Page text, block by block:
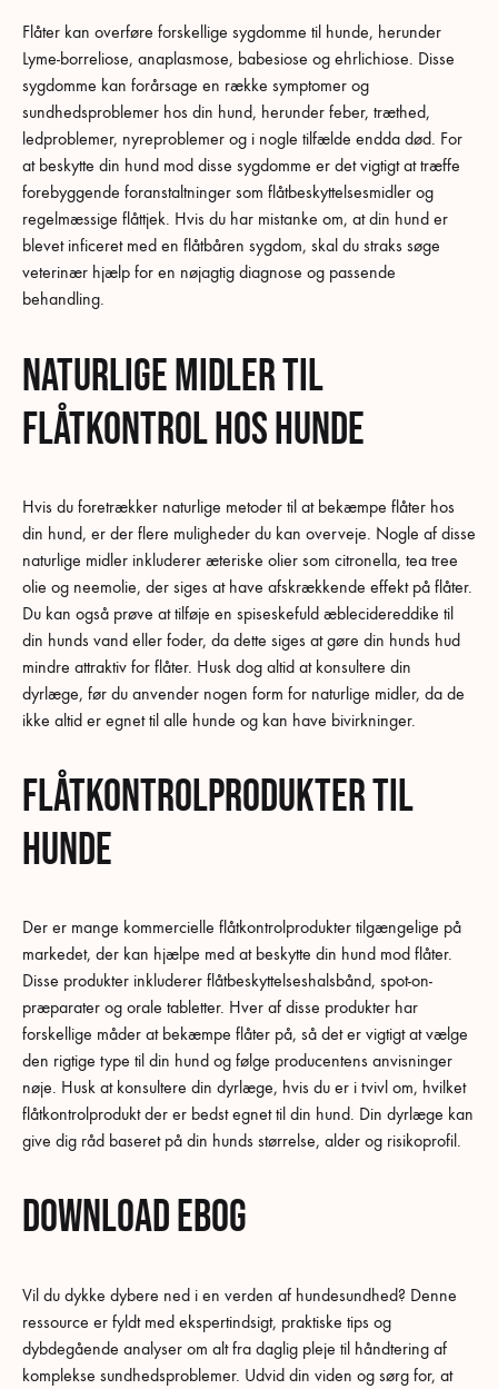
Flåter kan overføre forskellige sygdomme til hunde, herunder
Lyme-borreliose, anaplasmose, babesiose og ehrlichiose. Disse
sygdomme kan forårsage en række symptomer og
sundhedsproblemer hos din hund, herunder feber, træthed,
ledproblemer, nyreproblemer og i nogle tilfælde endda død. For
at beskytte din hund mod disse sygdomme er det vigtigt at træffe
forebyggende foranstaltninger som flåtbeskyttelsesmidler og
regelmæssige flåttjek. Hvis du har mistanke om, at din hund er
blevet inficeret med en flåtbåren sygdom, skal du straks søge
veterinær hjælp for en nøjagtig diagnose og passende
behandling.
Naturlige midler til
flåtkontrol hos hunde
Hvis du foretrækker naturlige metoder til at bekæmpe flåter hos
din hund, er der flere muligheder du kan overveje. Nogle af disse
naturlige midler inkluderer æteriske olier som citronella, tea tree
olie og neemolie, der siges at have afskrækkende effekt på flåter.
Du kan også prøve at tilføje en spiseskefuld æblecidereddike til
din hunds vand eller foder, da dette siges at gøre din hunds hud
mindre attraktiv for flåter. Husk dog altid at konsultere din
dyrlæge, før du anvender nogen form for naturlige midler, da de
ikke altid er egnet til alle hunde og kan have bivirkninger.
Flåtkontrolprodukter til
hunde
Der er mange kommercielle flåtkontrolprodukter tilgængelige på
markedet, der kan hjælpe med at beskytte din hund mod flåter.
Disse produkter inkluderer flåtbeskyttelseshalsbånd, spot-on-
præparater og orale tabletter. Hver af disse produkter har
forskellige måder at bekæmpe flåter på, så det er vigtigt at vælge
den rigtige type til din hund og følge producentens anvisninger
nøje. Husk at konsultere din dyrlæge, hvis du er i tvivl om, hvilket
flåtkontrolprodukt der er bedst egnet til din hund. Din dyrlæge kan
give dig råd baseret på din hunds størrelse, alder og risikoprofil.
Download ebog
Vil du dykke dybere ned i en verden af hundesundhed? Denne
ressource er fyldt med ekspertindsigt, praktiske tips og
dybdegående analyser om alt fra daglig pleje til håndtering af
komplekse sundhedsproblemer. Udvid din viden og sørg for, at